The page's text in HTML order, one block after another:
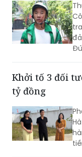
Khởi tố 3 đối
tỷ đồng